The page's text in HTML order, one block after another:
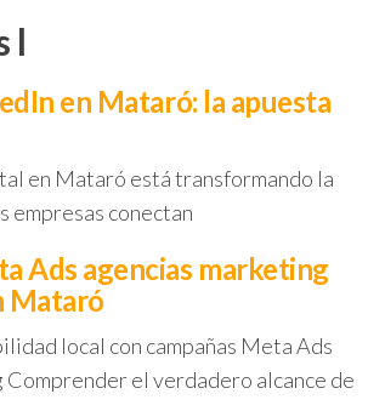
l
en Mataró: la apuesta
en Mataró está transformando la
empresas conectan
Ads agencias marketing
Mataró
local con campañas Meta Ads
Comprender el verdadero alcance de